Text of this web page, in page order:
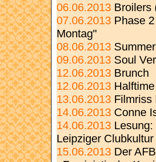
06.06.2013 Broilers
07.06.2013 Phase
Montag"
08.06.2013
09.06.2013 Soul
12.06.2013 Brunch
12.06.2013 Halftime
13.06.2013 Filmriss
14.06.2013 Conne
14.06.2013
Leipziger Clubkultur
15.06.2013 Der